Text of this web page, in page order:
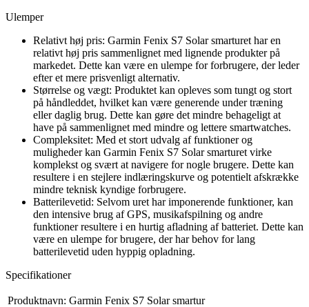
Ulemper
Relativt høj pris: Garmin Fenix S7 Solar smarturet har en
relativt høj pris sammenlignet med lignende produkter på
markedet. Dette kan være en ulempe for forbrugere, der leder
efter et mere prisvenligt alternativ.
Størrelse og vægt: Produktet kan opleves som tungt og stort
på håndleddet, hvilket kan være generende under træning
eller daglig brug. Dette kan gøre det mindre behageligt at
have på sammenlignet med mindre og lettere smartwatches.
Compleksitet: Med et stort udvalg af funktioner og
muligheder kan Garmin Fenix S7 Solar smarturet virke
komplekst og svært at navigere for nogle brugere. Dette kan
resultere i en stejlere indlæringskurve og potentielt afskrække
mindre teknisk kyndige forbrugere.
Batterilevetid: Selvom uret har imponerende funktioner, kan
den intensive brug af GPS, musikafspilning og andre
funktioner resultere i en hurtig afladning af batteriet. Dette kan
være en ulempe for brugere, der har behov for lang
batterilevetid uden hyppig opladning.
Specifikationer
Produktnavn: Garmin Fenix S7 Solar smartur